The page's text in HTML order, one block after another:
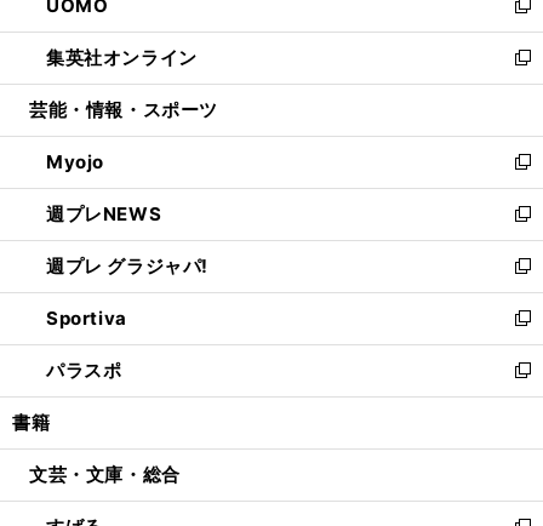
く
で
開
く
ド
ウ
で
開
ィ
ン
ド
ウ
開
く
い
ウ
ィ
ン
ウ
で
開
く
UOMO
新
し
い
ウ
ン
ド
ウ
で
開
く
集英社オンライン
新
し
ウ
ィ
ン
ド
ウ
で
開
く
芸能・情報・スポーツ
Myojo
新
し
い
ウ
ィ
ン
ド
ウ
で
開
週プレNEWS
新
し
い
ウ
ィ
ン
ド
ウ
開
週プレ グラジャパ!
新
し
い
ウ
ィ
ン
ウ
開
Sportiva
新
し
い
ウ
ン
ウ
パラスポ
新
し
ウ
ン
書籍
文芸・文庫・総合